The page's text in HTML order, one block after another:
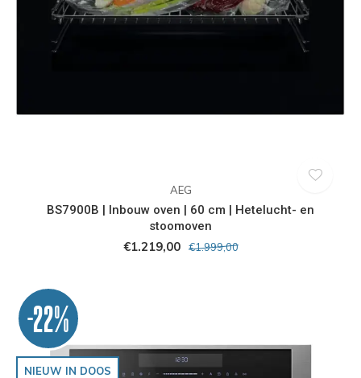
AEG
BS7900B | Inbouw oven | 60 cm | Hetelucht- en
stoomoven
€1.219,00 €1.999,00
-22%
NIEUW IN DOOS